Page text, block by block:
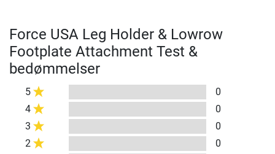
Force USA Leg Holder & Lowrow
Footplate Attachment Test &
bedømmelser
5
0
4
0
3
0
2
0